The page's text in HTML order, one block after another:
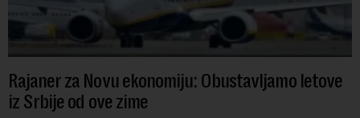
Rajaner za Novu ekonomiju: Obustavljamo letove
iz Srbije od ove zime